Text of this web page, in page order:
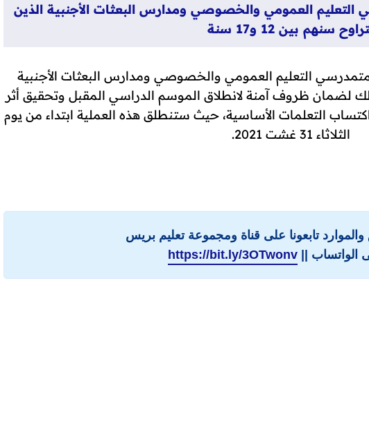
العمومي والخصوصي ومدارس البعثات الأجنبية الذين
سنهم بين 12 و17 سنة
التعليم العمومي والخصوصي ومدارس البعثات الأجنبية
سنهم بين 12 و17 سنة وذلك لضمان ظروف آمنة لانطلاق الموسم الدراسي المقبل وتحقيق أثر
التعلمات الأساسية، حيث ستنطلق هذه العملية ابتداء من يوم
الثلاثاء 31 غشت 2021.
والموارد تابعونا على قناة ومجموعة تعليم بريس
الواتساب || https://bit.ly/3OTwonv